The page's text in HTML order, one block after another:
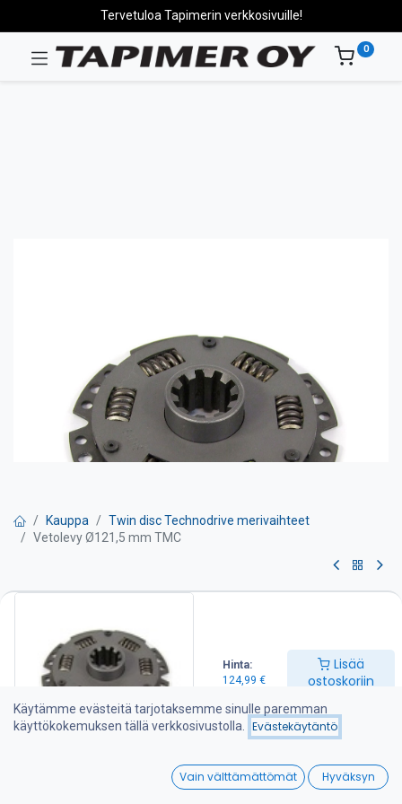
Hinta:
124,99 €
Lisää
ostoskoriin
Wishlist
Tervetuloa Tapimerin verkkosivuille!
0
Kauppa
Twin disc Technodrive merivaihteet
Vetolevy Ø121,5 mm TMC
Vetolevy Ø121,5 mm TMC
TWIN DISC Technodrive merivaihteet valmistetaan amerikkalaisen
Twin Disc Technodrive S.R.L. tehtaalla Italiassa. Tehdas on
erikoistunut mekaanisten ja hydraulisten merivaihteiden lisäksi
erilaisiin teollisuuskytkimiin ja vaihteisiin joita tehdas toimittaa
moniin Euroopan ja Amerikan maihin. Lisää tietoa tehtaasta
www.technodrive.it.
Käytämme evästeitä tarjotaksemme sinulle paremman
käyttökokemuksen tällä verkkosivustolla.
Evästekäytäntö
Vain välttämättömät Hyväksyn